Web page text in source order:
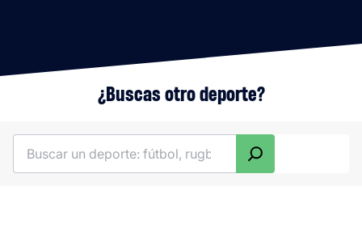
¿Buscas otro deporte?